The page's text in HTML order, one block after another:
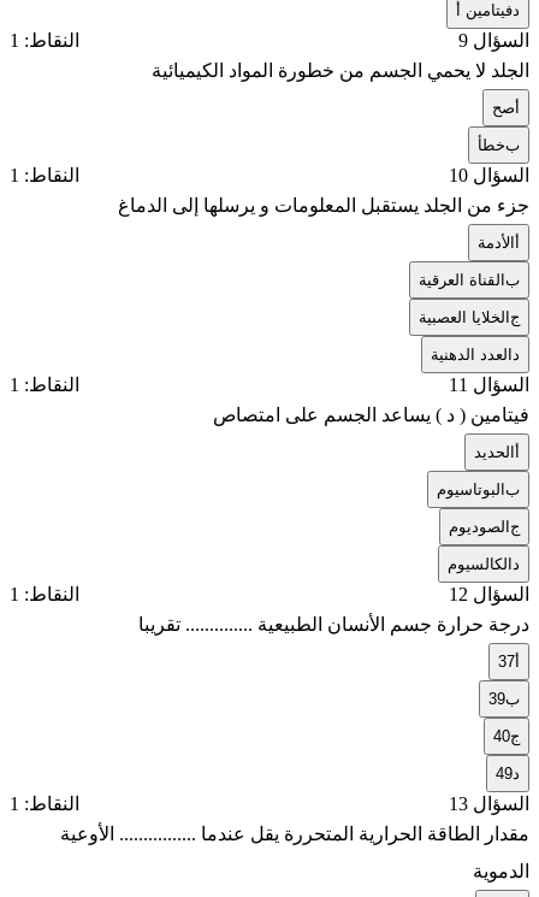
فيتامين أ
السؤال 9
النقاط: 1
الجلد لا يحمي الجسم من خطورة المواد الكيميائية
صح
بخطأ
السؤال 10
النقاط: 1
جزء من الجلد يستقبل المعلومات و يرسلها إلى الدماغ
الأدمة
بالقناة العرقية
جالخلايا العصبية
العدد الدهنية
السؤال 11
النقاط: 1
فيتامين ( د ) يساعد الجسم على امتصاص
الحديد
بالبوتاسيوم
جالصوديوم
الكالسيوم
السؤال 12
النقاط: 1
درجة حرارة جسم الأنسان الطبيعية .............. تقريبا
37
ب39
ج40
49
السؤال 13
النقاط: 1
مقدار الطاقة الحرارية المتحررة يقل عندما ................ الأوعية
الدموية